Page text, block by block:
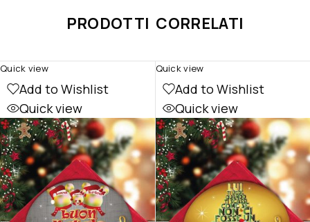
PRODOTTI CORRELATI
Add to Wishlist
Quick view
Quick view
Add to Wishlist
Quick view
Quick view